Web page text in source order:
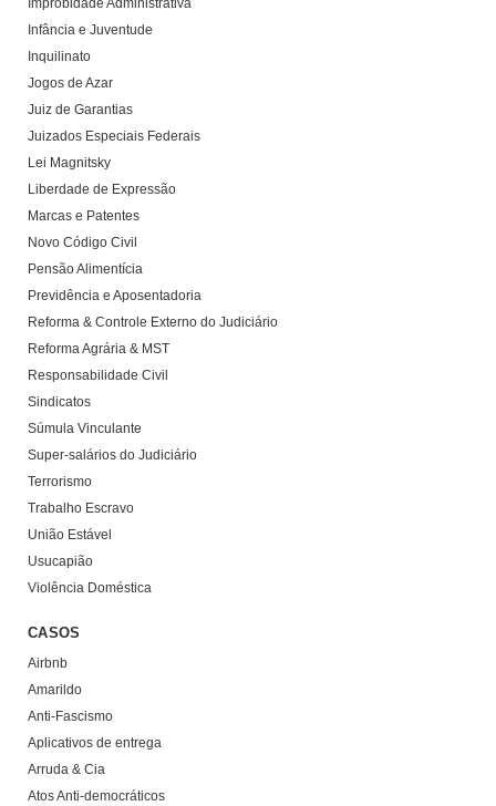
Improbidade Administrativa
Infância e Juventude
Inquilinato
Jogos de Azar
Juiz de Garantias
Juizados Especiais Federais
Lei Magnitsky
Liberdade de Expressão
Marcas e Patentes
Novo Código Civil
Pensão Alimentícia
Previdência e Aposentadoria
Reforma & Controle Externo do Judiciário
Reforma Agrária & MST
Responsabilidade Civil
Sindicatos
Súmula Vinculante
Super-salários do Judiciário
Terrorismo
Trabalho Escravo
União Estável
Usucapião
Violência Doméstica
CASOS
Airbnb
Amarildo
Anti-Fascismo
Aplicativos de entrega
Arruda & Cia
Atos Anti-democráticos